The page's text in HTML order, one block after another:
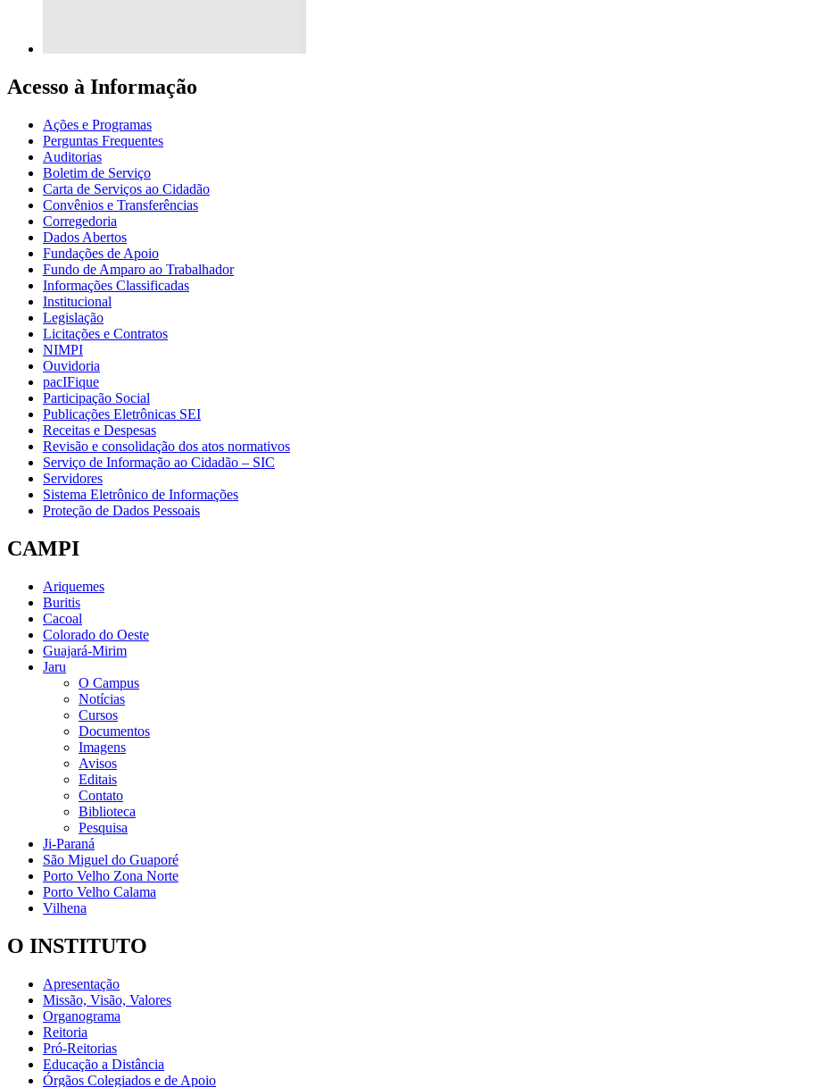
Acesso à Informação
Ações e Programas
Perguntas Frequentes
Auditorias
Boletim de Serviço
Carta de Serviços ao Cidadão
Convênios e Transferências
Corregedoria
Dados Abertos
Fundações de Apoio
Fundo de Amparo ao Trabalhador
Informações Classificadas
Institucional
Legislação
Licitações e Contratos
NIMPI
Ouvidoria
pacIFique
Participação Social
Publicações Eletrônicas SEI
Receitas e Despesas
Revisão e consolidação dos atos normativos
Serviço de Informação ao Cidadão – SIC
Servidores
Sistema Eletrônico de Informações
Proteção de Dados Pessoais
CAMPI
Ariquemes
Buritis
Cacoal
Colorado do Oeste
Guajará-Mirim
Jaru
O Campus
Notícias
Cursos
Documentos
Imagens
Avisos
Editais
Contato
Biblioteca
Pesquisa
Ji-Paraná
São Miguel do Guaporé
Porto Velho Zona Norte
Porto Velho Calama
Vilhena
O INSTITUTO
Apresentação
Missão, Visão, Valores
Organograma
Reitoria
Pró-Reitorias
Educação a Distância
Órgãos Colegiados e de Apoio